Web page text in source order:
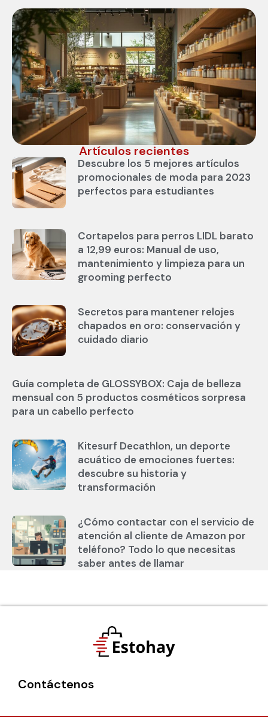
Artículos recientes
Descubre los 5 mejores artículos
promocionales de moda para 2023
perfectos para estudiantes
Cortapelos para perros LIDL barato
a 12,99 euros: Manual de uso,
mantenimiento y limpieza para un
grooming perfecto
Secretos para mantener relojes
chapados en oro: conservación y
cuidado diario
Guía completa de GLOSSYBOX: Caja de belleza
mensual con 5 productos cosméticos sorpresa
para un cabello perfecto
Kitesurf Decathlon, un deporte
acuático de emociones fuertes:
descubre su historia y
transformación
¿Cómo contactar con el servicio de
atención al cliente de Amazon por
teléfono? Todo lo que necesitas
saber antes de llamar
Contáctenos